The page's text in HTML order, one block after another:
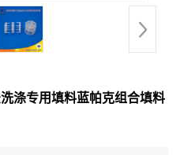
涤专用填料蓝帕克组合填料